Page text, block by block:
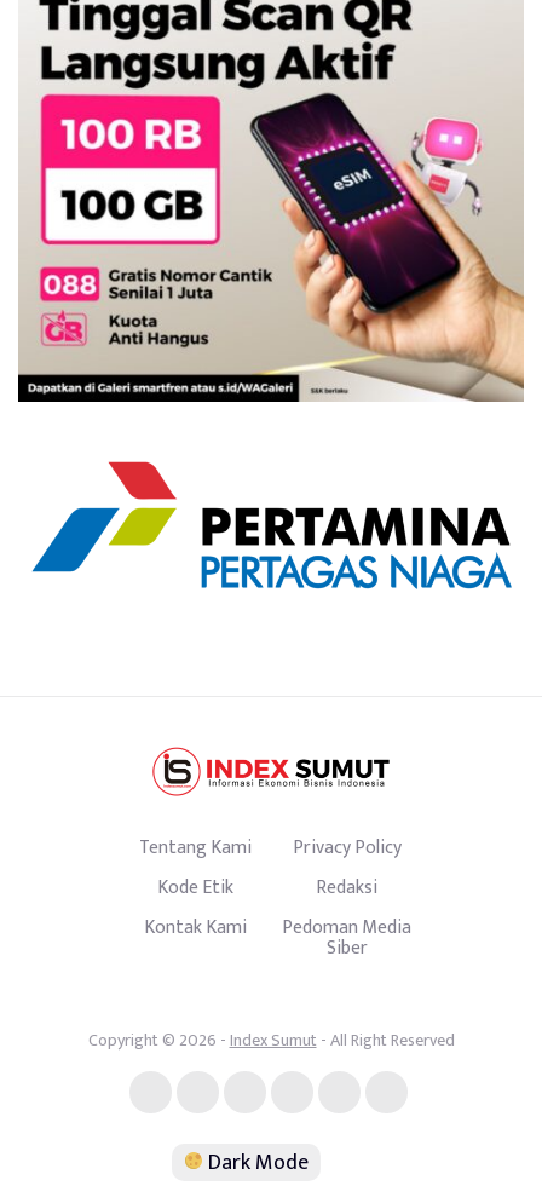
Tentang Kami
Privacy Policy
Kode Etik
Redaksi
Kontak Kami
Pedoman Media
Siber
Copyright © 2026 -Index Sumut- All Right Reserved
Dark Mode